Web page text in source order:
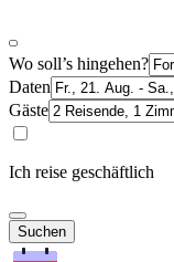
Wo soll’s hingehen?
Daten
Gäste
Ich reise geschäftlich
Suchen